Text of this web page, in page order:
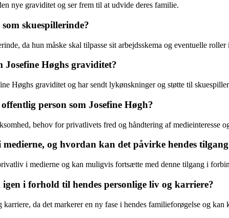
nye graviditet og ser frem til at udvide deres familie.
skuespillerinde?
da hun måske skal tilpasse sit arbejdsskema og eventuelle
Josefine Høghs graviditet?
Høghs graviditet og har sendt lykønskninger og støtte til
person som Josefine Høgh?
behov for privatlivets fred og håndtering af medieinteresse
og hvordan kan det påvirke hendes
i medierne og kan muligvis fortsætte med denne tilgang i
i forhold til hendes personlige liv og karriere?
da det markerer en ny fase i hendes familieforøgelse og